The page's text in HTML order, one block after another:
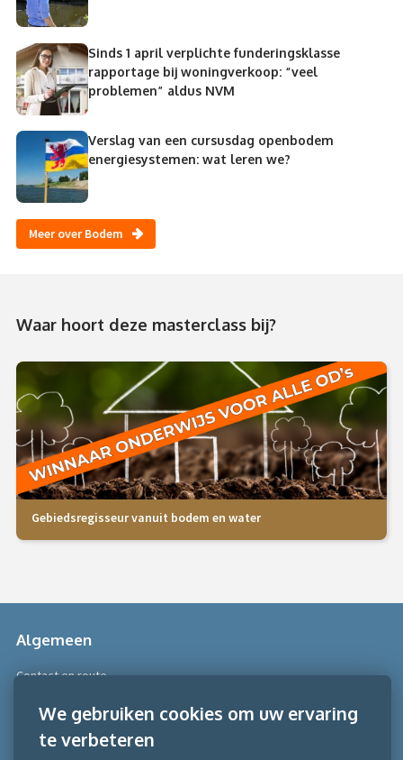
Sinds 1 april verplichte funderingsklasse
rapportage bij woningverkoop: “veel
problemen” aldus NVM
Verslag van een cursusdag openbodem
energiesystemen: wat leren we?
Meer over Bodem
Waar hoort deze masterclass bij?
Gebiedsregisseur vanuit bodem en water
Algemeen
Contact en route
Meer informatie
We gebruiken cookies om uw ervaring
te verbeteren